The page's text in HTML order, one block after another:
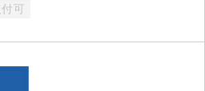
可